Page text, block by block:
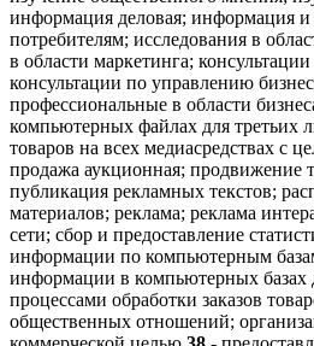
информация деловая; информация и
потребителям; исследования в
в области маркетинга;
консультации по управлению
профессиональные в области
компьютерных файлах для третьих
товаров на всех медиасредствах с
продажа аукционная; продвижение
публикация рекламных текстов;
материалов; реклама; реклама
сети; сбор и предоставление
информации по компьютерным
информации в компьютерных базах
процессами обработки заказов
общественных отношений;